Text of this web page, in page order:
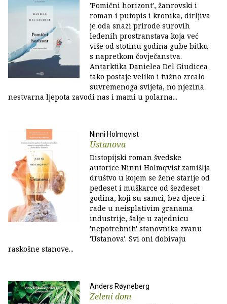
'Pomični horizont', žanrovski i
roman i putopis i kronika, dirljiva
je oda snazi prirode surovih
ledenih prostranstava koja već
više od stotinu godina gube bitku
s napretkom čovječanstva.
Antarktika Danielea Del Giudicea
tako postaje veliko i tužno zrcalo
suvremenoga svijeta, no njezina
nestvarna ljepota zavodi nas i mami u polarna...
Ninni Holmqvist
Ustanova
Distopijski roman švedske
autorice Ninni Holmqvist zamišlja
društvo u kojem se žene starije od
pedeset i muškarce od šezdeset
godina, koji su samci, bez djece i
rade u neisplativim granama
industrije, šalje u zajednicu
'nepotrebnih' stanovnika zvanu
'Ustanova'. Svi oni dobivaju
raskošne stanove...
Anders Røyneberg
Zeleni dom